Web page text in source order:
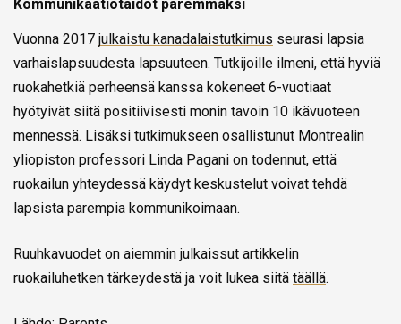
Kommunikaatiotaidot paremmaksi
Vuonna 2017 julkaistu kanadalaistutkimus seurasi lapsia
varhaislapsuudesta lapsuuteen. Tutkijoille ilmeni, että hyviä
ruokahetkiä perheensä kanssa kokeneet 6-vuotiaat
hyötyivät siitä positiivisesti monin tavoin 10 ikävuoteen
mennessä. Lisäksi tutkimukseen osallistunut Montrealin
yliopiston professori Linda Pagani on todennut, että
ruokailun yhteydessä käydyt keskustelut voivat tehdä
lapsista parempia kommunikoimaan.
Ruuhkavuodet on aiemmin julkaissut artikkelin
ruokailuhetken tärkeydestä ja voit lukea siitä täällä.